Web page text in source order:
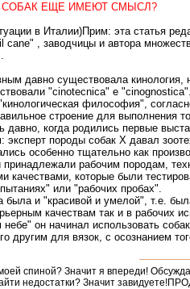
СОБАК ЕЩЕ ИМЕЮТ СМЫСЛ?
в Италии)Прим: эта статья
cane" , заводчицы и автора
давно существовала
"cinotecnica" e
философия",
строение для выполнения
давно, когда родились первые
эксперт породы собак X давал
особенно тщательно как
принадлежали рабочим породам,
качествами, которые были
или "рабочих пробах".
была и "красивой и умелой", т.е.
качествам так и в рабочих
он начинал использовать
другим для вязок, с осознанием
спиной? Значит я впереди!
недостатки? Значит